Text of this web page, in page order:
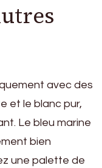
avec des
et le blanc pur,
Le bleu marine
bien
une palette de